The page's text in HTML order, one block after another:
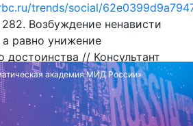
trends/social/
Возбуждение ненависти
равно унижение
достоинства // Консультант
document/
академия МИД России»